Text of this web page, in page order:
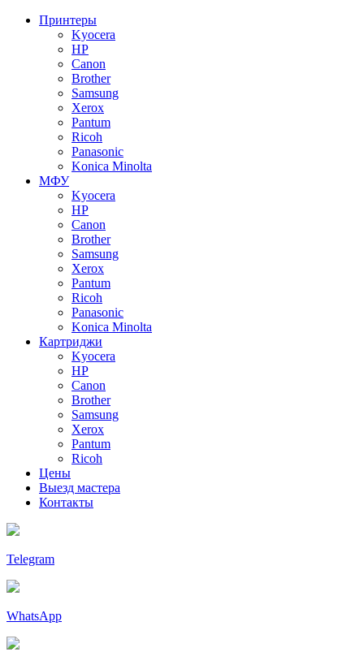
Принтеры
Kyocera
HP
Canon
Brother
Samsung
Xerox
Pantum
Ricoh
Panasonic
Konica Minolta
МФУ
Kyocera
HP
Canon
Brother
Samsung
Xerox
Pantum
Ricoh
Panasonic
Konica Minolta
Картриджи
Kyocera
HP
Canon
Brother
Samsung
Xerox
Pantum
Ricoh
Цены
Выезд мастера
Контакты
Telegram
WhatsApp